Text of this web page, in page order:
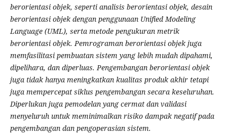
berorientasi objek, seperti analisis berorientasi objek, desain
berorientasi objek dengan penggunaan Unified Modeling
Language (UML), serta metode pengukuran metrik
berorientasi objek. Pemrograman berorientasi objek juga
memfasilitasi pembuatan sistem yang lebih mudah dipahami,
dipelihara, dan diperluas. Pengembangan berorientasi objek
juga tidak hanya meningkatkan kualitas produk akhir tetapi
juga mempercepat siklus pengembangan secara keseluruhan.
Diperlukan juga pemodelan yang cermat dan validasi
menyeluruh untuk meminimalkan risiko dampak negatif pada
pengembangan dan pengoperasian sistem.